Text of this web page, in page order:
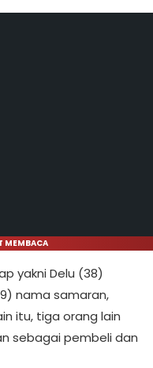
MEMBACA
yakni Delu (38)
nama samaran,
itu, tiga orang lain
sebagai pembeli dan